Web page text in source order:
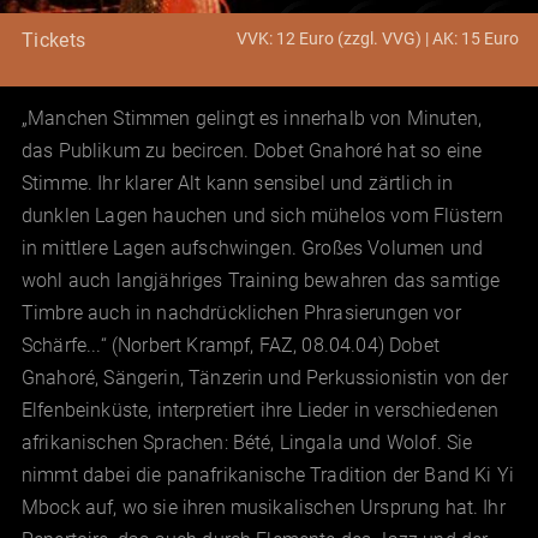
Tickets VVK: 12 Euro (zzgl. VVG) | AK: 15 Euro
„Manchen Stimmen gelingt es innerhalb von Minuten,
das Publikum zu becircen. Dobet Gnahoré hat so eine
Stimme. Ihr klarer Alt kann sensibel und zärtlich in
dunklen Lagen hauchen und sich mühelos vom Flüstern
in mittlere Lagen aufschwingen. Großes Volumen und
wohl auch langjähriges Training bewahren das samtige
Timbre auch in nachdrücklichen Phrasierungen vor
Schärfe...“ (Norbert Krampf, FAZ, 08.04.04) Dobet
Gnahoré, Sängerin, Tänzerin und Perkussionistin von der
Elfenbeinküste, interpretiert ihre Lieder in verschiedenen
afrikanischen Sprachen: Bété, Lingala und Wolof. Sie
nimmt dabei die panafrikanische Tradition der Band Ki Yi
Mbock auf, wo sie ihren musikalischen Ursprung hat. Ihr